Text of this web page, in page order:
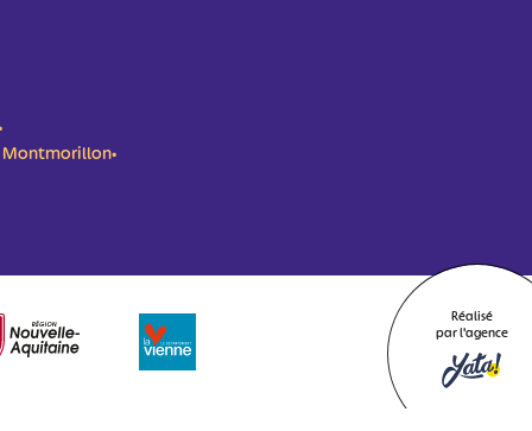
Montmorillon•
Réalisé
par l'agence